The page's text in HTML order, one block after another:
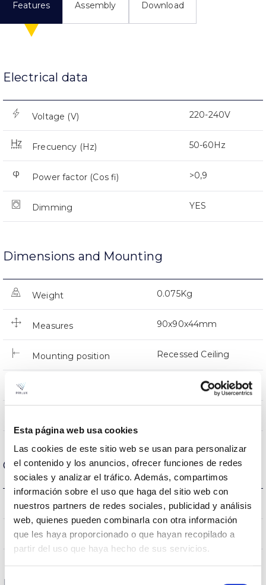
Esta página web usa cookies
Las cookies de este sitio web se usan para personalizar
el contenido y los anuncios, ofrecer funciones de redes
sociales y analizar el tráfico. Además, compartimos
información sobre el uso que haga del sitio web con
nuestros partners de redes sociales, publicidad y análisis
web, quienes pueden combinarla con otra información
que les haya proporcionado o que hayan recopilado a
partir del uso que haya hecho de sus servicios.
Selección
Features Assembly Download
Electrical data
Voltage (V) 220-240V
Frecuency (Hz) 50-60Hz
Power factor (Cos fi) >0,9
Dimming YES
Dimensions and Mounting
Weight 0.075Kg
Measures 90x90x44mm
Mounting position Recessed Ceiling
Optical data
Colour temperature 3000K
CRI Colour rendering index 80